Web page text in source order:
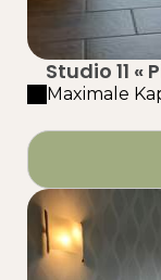
Studio 11
proche
Maximale